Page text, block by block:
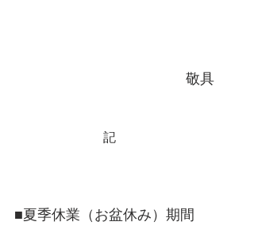
敬具
記
■夏季休業（お盆休み）期間